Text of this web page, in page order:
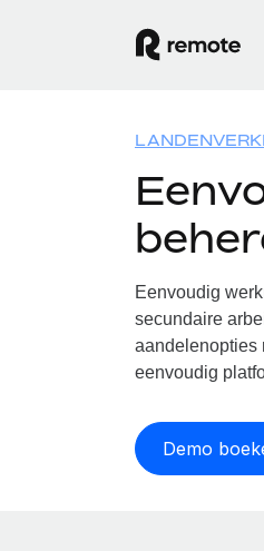
Eenvoudig
secundaire
aandelenopties
eenvoudig
Demo